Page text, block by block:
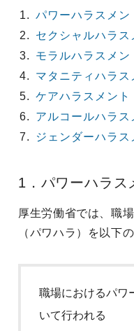
パワーハラスメン
セクシャルハラス
モラルハラスメン
マタニティハラス
ケアハラスメント
アルコールハラス
ジェンダーハラス
1．パワーハラス
厚生労働省では、職
（パワハラ）を以下
職場におけるパワ
いて行われる